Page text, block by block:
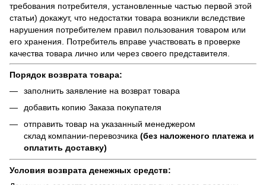
требования потребителя, установленные частью первой этой
статьи) докажут, что недостатки товара возникли вследствие
нарушения потребителем правил пользования товаром или
его хранения. Потребитель вправе участвовать в проверке
качества товара лично или через своего представителя.
Порядок возврата товара:
заполнить заявление на возврат товара
добавить копию Заказа покупателя
отправить товар на указанный менеджером
склад компании-перевозчика (без наложеного платежа и
оплатить доставку)
Условия возврата денежных средств: